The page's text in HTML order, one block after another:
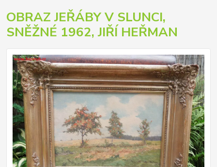
OBRAZ JEŘÁBY V SLUNCI,
SNĚŽNÉ 1962, JIŘÍ HEŘMAN